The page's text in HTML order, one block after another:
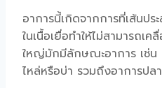
อาการนี้เกิดจากการที่เส้นป
ในเนื้อเยื่อทำให้ไม่สามารถเ
ใหญ่มักมีลักษณะอาการ เช่
ไหล่หรือบ่า รวมถึงอาการปล